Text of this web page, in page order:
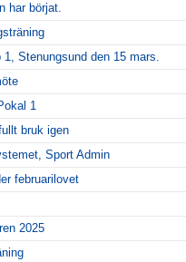
har börjat.
1, Stenungsund den 15 mars.
1
bruk igen
Sport Admin
februarilovet
2025